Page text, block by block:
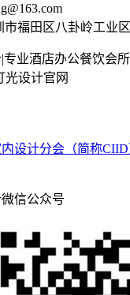
市福田区八卦岭工业
设计分会（简称CIID